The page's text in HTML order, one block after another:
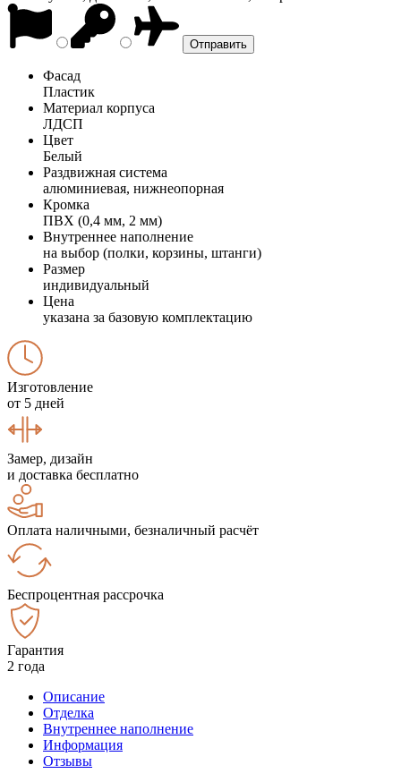
Фасад
Пластик
Материал корпуса
ЛДСП
Цвет
Белый
Раздвижная система
алюминиевая, нижнеопорная
Кромка
ПВХ (0,4 мм, 2 мм)
Внутреннее наполнение
на выбор (полки, корзины, штанги)
Размер
индивидуальный
Цена
указана за базовую комплектацию
Изготовление
от 5 дней
Замер, дизайн
и доставка бесплатно
Оплата наличными, безналичный расчёт
Беспроцентная рассрочка
Гарантия
2 года
Описание
Отделка
Внутреннее наполнение
Информация
Отзывы